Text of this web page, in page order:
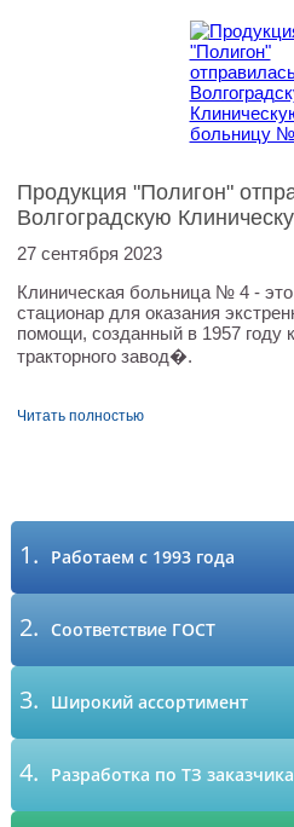
Продукция "Полигон"
Волгоградскую
27 сентября 2023
Клиническая больница № 4 -
стационар для оказания
помощи, созданный в 1957 году
тракторного завод�.
Читать полностью
1. Работаем с 1993 года
2. Соответствие ГОСТ
3. Широкий ассортимент
4. Разработка по ТЗ заказчика